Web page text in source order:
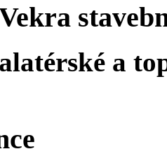
a